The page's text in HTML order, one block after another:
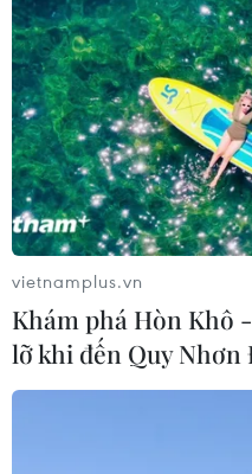
WHO ghi nhận tín hiệu
thử nghiệm điều trị
04/08/2026 22:42
Báo động xu hướng gia
trẻ mắc ung thư
Mỹ ghi nhận ca tử vong
vietnamplus.vn
Khám phá Hòn Khô
lỡ khi đến Quy Nhơn